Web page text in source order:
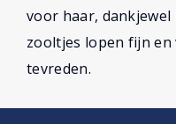
voor haar,
zooltjes lopen fijn en
tevreden.